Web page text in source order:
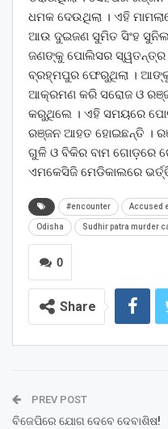
ଧମକ ଦେଉଥିଲା । ଏହି
ଆଉ ଦୁଇଜଣ ସୁମିତ ସିଂହ ସୁନିଲ
ଜଣଙ୍କୁ ପୋଲିସର ସ୍ୱତନ୍ତ୍ର
ବ୍ରହ୍ମପୁର ଫେରୁଥିଲା ।
ଆକ୍ରମଣ କରି ସରୋଜ ଓ
କରୁଥିଲେ । ଏହି ସମୟରେ
ରଞ୍ଜନ ଆହତ ହୋଇଛନ୍ତି ।
ଗୁଳି ଓ ବିକିର ବାମ ଗୋଡ଼ରେ
ଏମକେସିଜି ମେଡିକାଲରେ
#encounter Accused
Odisha Sudhir patra murder
0
Share
PREV POST
ବିଜେପିରେ ଯୋଗ ଦେବେ ଦେବାଶିଷ!